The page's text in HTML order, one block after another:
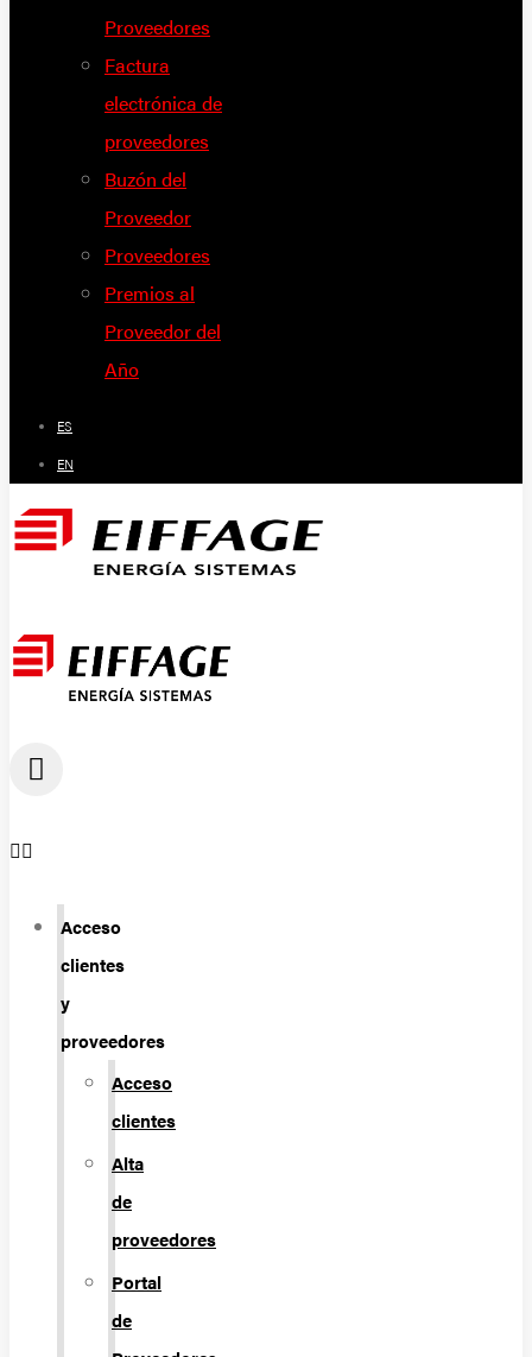
Proveedores
Factura
electrónica de
proveedores
Buzón del
Proveedor
Proveedores
Premios al
Proveedor del
Año
ES
EN
Acceso
clientes
y
proveedores
Acceso
clientes
Alta
de
proveedores
Portal
de